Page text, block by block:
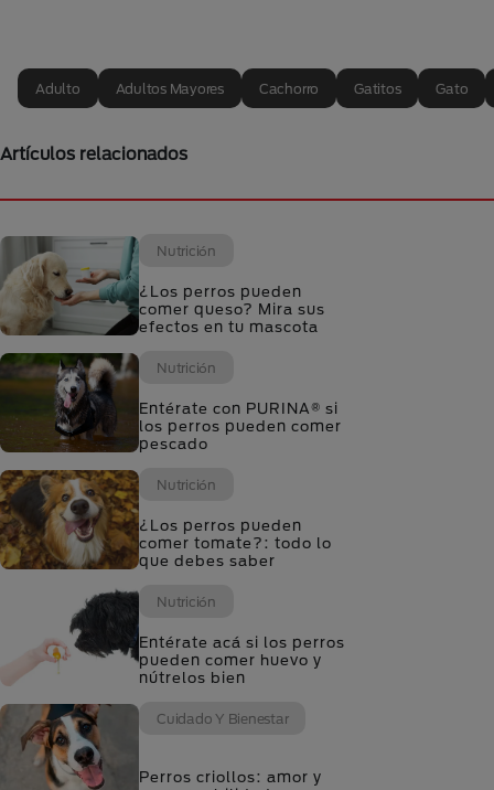
Adulto Adultos Mayores Cachorro Gatitos Gato
Artículos relacionados
Nutrición
¿Los perros pueden
comer queso? Mira sus
efectos en tu mascota
Nutrición
Entérate con PURINA® si
los perros pueden comer
pescado
Nutrición
¿Los perros pueden
comer tomate?: todo lo
que debes saber
Nutrición
Entérate acá si los perros
pueden comer huevo y
nútrelos bien
Cuidado Y Bienestar
Perros criollos: amor y